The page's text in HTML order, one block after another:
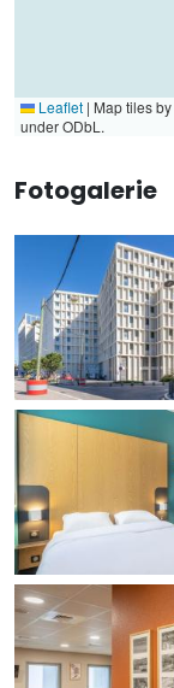
Leaflet | Map tiles by
under ODbL.
Fotogalerie